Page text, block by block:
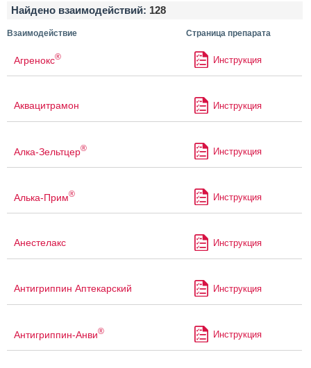
Найдено взаимодействий: 128
Взаимодействие Страница препарата
Агренокс® Инструкция
Аквацитрамон Инструкция
Алка-Зельтцер® Инструкция
Алька-Прим® Инструкция
Анестелакс Инструкция
Антигриппин Аптекарский Инструкция
Антигриппин-Анви® Инструкция